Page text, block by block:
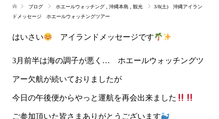
ブログ ホエールウォッチング 沖縄本島 観光
3/8(土) 沖縄アイラン
ドメッセージ ホエールウォッチングツアー
はいさい アイランドメッセージです
3月前半は海の調子が悪く… ホエールウォッチングツ
アー欠航が続いておりましたが
今日の午後便からやっと運航を再会出来ました
ご参加頂いた皆さまありがとうございます